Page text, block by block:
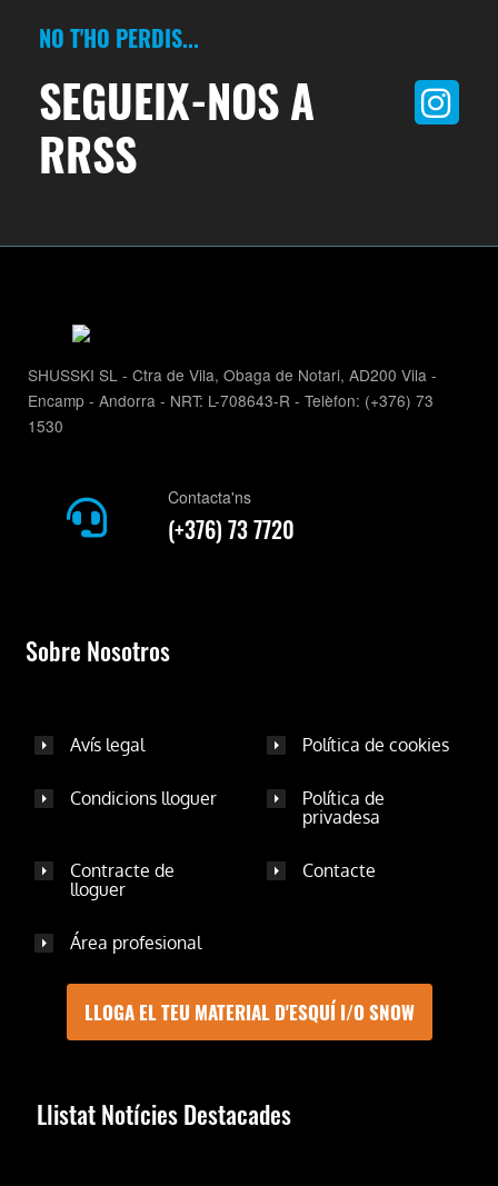
NO T'HO PERDIS...
SEGUEIX-NOS A
RRSS
SHUSSKI SL - Ctra de Vila, Obaga de Notari, AD200 Vila -
Encamp - Andorra - NRT: L-708643-R - Telèfon: (+376) 73
1530
Contacta'ns
(+376) 73 7720
Sobre Nosotros
Avís legal Política de cookies
Condicions lloguer
Política de
privadesa
Contracte de
lloguer
Contacte
Área profesional
LLOGA EL TEU MATERIAL D'ESQUÍ I/O SNOW
Llistat Notícies Destacades